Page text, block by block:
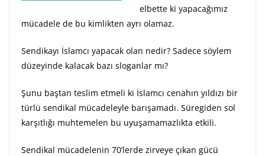
elbette ki yapacağımız
mücadele de bu kimlikten ayrı olamaz.
Sendikayı İslamcı yapacak olan nedir? Sadece söylem
düzeyinde kalacak bazı sloganlar mı?
Şunu baştan teslim etmeli ki İslamcı cenahın yıldızı bir
türlü sendikal mücadeleyle barışamadı. Süregiden sol
karşıtlığı muhtemelen bu uyuşamamazlıkta etkili.
Sendikal mücadelenin 70’lerde zirveye çıkan gücü